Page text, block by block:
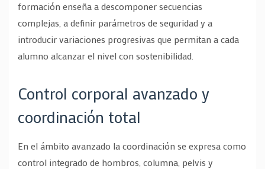
formación enseña a descomponer secuencias
complejas, a definir parámetros de seguridad y a
introducir variaciones progresivas que permitan a cada
alumno alcanzar el nivel con sostenibilidad.
Control corporal avanzado y
coordinación total
En el ámbito avanzado la coordinación se expresa como
control integrado de hombros, columna, pelvis y